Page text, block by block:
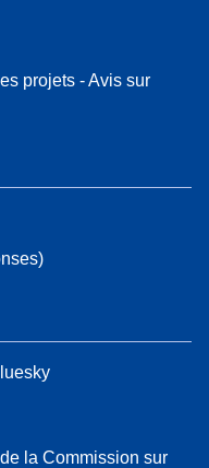
projets - Avis sur
la Commission sur